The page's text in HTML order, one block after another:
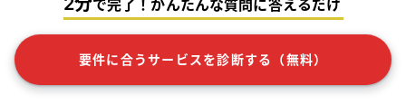
で完了！かんたんな質問に答えるだけ
要件に合うサービスを診断する（無料）